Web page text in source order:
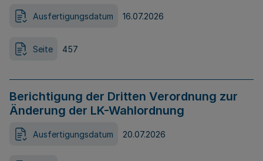
Ausfertigungsdatum 16.07.2026
Seite 457
Berichtigung der Dritten Verordnung zur
Änderung der LK-Wahlordnung
Ausfertigungsdatum 20.07.2026